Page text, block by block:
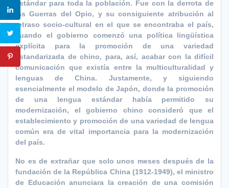
estándar para toda la población. Fue con la derrota de
las Guerras del Opio, y su consiguiente atribución al
retraso socio-cultural en el que se encontraba el país,
cuando el gobierno comenzó una política lingüística
explícita para la promoción de una variedad
estandarizada de chino, para, así, acabar con la difícil
comunicación que existía entre la multiculturalidad y
lenguas de China. Justamente, y siguiendo
esencialmente el modelo de Japón, donde la promoción
de una lengua estándar había permitido su
modernización, el gobierno chino consideró que el
establecimiento y promoción de una variedad de lengua
común era de vital importancia para la modernización
del país.
No es de extrañar que solo unos meses después de la
fundación de la República China (1912-1949), el ministro
de Educación anunciara la creación de una comisión